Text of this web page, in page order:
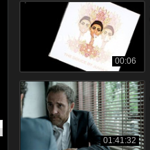
00:06
01:41:32